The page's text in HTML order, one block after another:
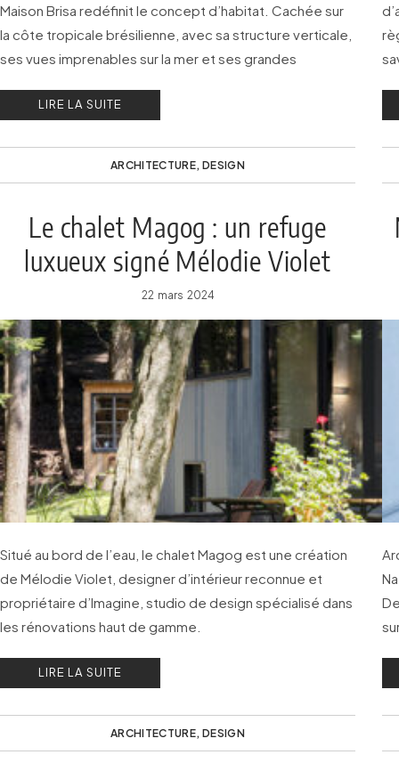
Maison Brisa redéfinit le concept d’habitat. Cachée sur
la côte tropicale brésilienne, avec sa structure verticale,
ses vues imprenables sur la mer et ses grandes
immersive !LIRE LA SUITE
ARCHITECTURE, DESIGN
Le chalet Magog : un refuge
luxueux signé Mélodie Violet
22 mars 2024
Situé au bord de l’eau, le chalet Magog est une création
de Mélodie Violet, designer d’intérieur reconnue et
propriétaire d’Imagine, studio de design spécialisé dans
les rénovations haut de gamme.
LIRE LA SUITE
ARCHITECTURE, DESIGN